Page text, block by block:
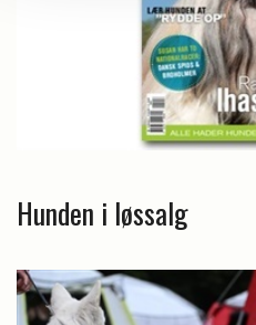
Hunden i løssalg